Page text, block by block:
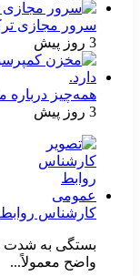
سرور مجازی
3 روز پیش
همه‌چیز درباره
3 روز پیش
کارشناس
بستگی به شدت
واضح معمولاً...